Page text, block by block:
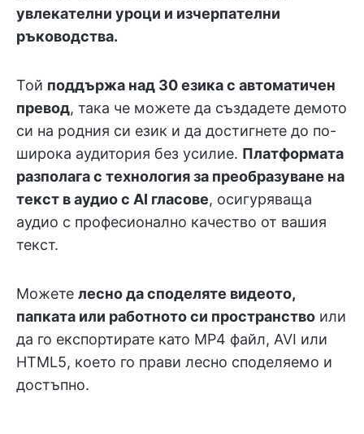
увлекателни уроци и изчерпателни
ръководства.
Той поддържа над 30 езика с автоматичен
превод, така че можете да създадете демото
си на родния си език и да достигнете до по-
широка аудитория без усилие. Платформата
разполага с технология за преобразуване на
текст в аудио с AI гласове, осигуряваща
аудио с професионално качество от вашия
текст.
Можете лесно да споделяте видеото,
папката или работното си пространство или
да го експортирате като MP4 файл, AVI или
HTML5, което го прави лесно споделяемо и
достъпно.